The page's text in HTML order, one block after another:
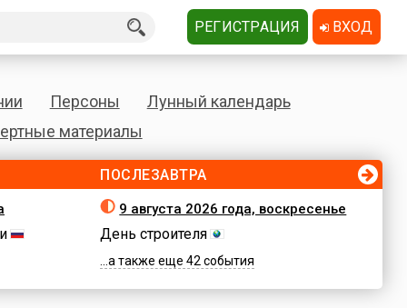
Персоны
Лунный календарь
материалы
ПОСЛЕЗАВТРА
9 августа 2026 года, воскресенье
День строителя
...а также еще 42 события
РЕГИСТРАЦИЯ ВХОД